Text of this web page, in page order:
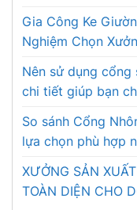
Gia Công Ke
Nghiệm Chọn
Nên sử dụng cổng
chi tiết giúp bạn
So sánh Cổng
lựa chọn phù hợp
XƯỞNG SẢN
TOÀN DIỆN CHO